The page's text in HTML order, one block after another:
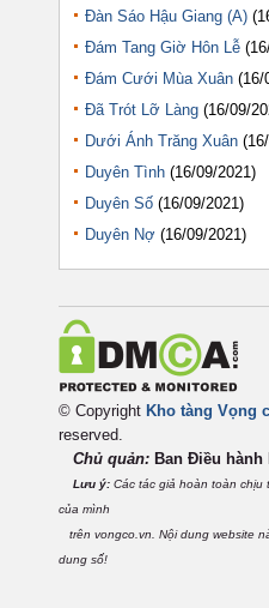
Đàn Sáo Hậu Giang (A)
Đám Tang Giờ Hôn Lễ
Đám Cưới Mùa Xuân (16/
Đã Trót Lỡ Làng (16/09/
Dưới Ánh Trăng Xuân
Duyên Tình (16/09/2021)
Duyên Số (16/09/2021)
Duyên Nợ (16/09/2021)
© Copyright Kho tàng Vọng
reserved.
Chủ quản: Ban Điều
Lưu ý: Các tác giả hoàn toàn chịu
của mình
trên vongco.vn. Nội dung website
dung số!